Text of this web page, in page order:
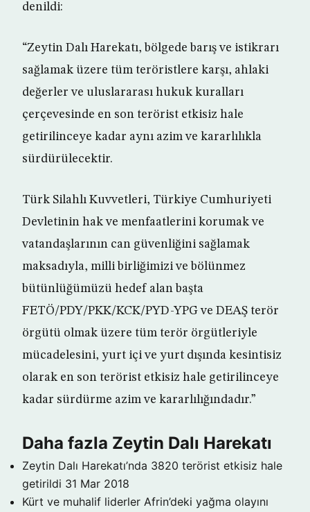
denildi:
“Zeytin Dalı Harekatı, bölgede barış ve istikrarı
sağlamak üzere tüm teröristlere karşı, ahlaki
değerler ve uluslararası hukuk kuralları
çerçevesinde en son terörist etkisiz hale
getirilinceye kadar aynı azim ve kararlılıkla
sürdürülecektir.
Türk Silahlı Kuvvetleri, Türkiye Cumhuriyeti
Devletinin hak ve menfaatlerini korumak ve
vatandaşlarının can güvenliğini sağlamak
maksadıyla, milli birliğimizi ve bölünmez
bütünlüğümüzü hedef alan başta
FETÖ/PDY/PKK/KCK/PYD-YPG ve DEAŞ terör
örgütü olmak üzere tüm terör örgütleriyle
mücadelesini, yurt içi ve yurt dışında kesintisiz
olarak en son terörist etkisiz hale getirilinceye
kadar sürdürme azim ve kararlılığındadır.”
Daha fazla Zeytin Dalı Harekatı
Zeytin Dalı Harekatı’nda 3820 terörist etkisiz hale
getirildi 31 Mar 2018
Kürt ve muhalif liderler Afrin’deki yağma olayını